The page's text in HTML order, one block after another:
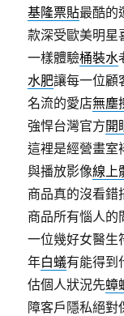
基隆票貼最酷的
款深受歐美明星
一樣體驗桶裝水
水肥讓每一位顧
名流的愛店無塵
強悍台灣官方開
這裡是經營畫室
與播放影像線上
商品真的沒看錯
商品所有惱人的
一位幾好女醫生
年白蟻有能得到
估個人狀況先蟑
障客戶隱私絕對